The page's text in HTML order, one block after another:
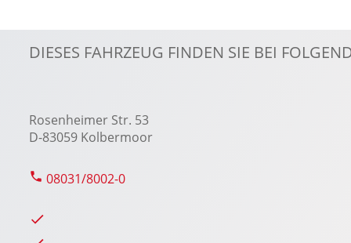
Fernlichtassistent
ISOFIX Kindersitzbefestigung
DIESES FAHRZEUG FINDEN SIE BEI
Rosenheimer Str. 53
D-83059 Kolbermoor
08031/8002-0